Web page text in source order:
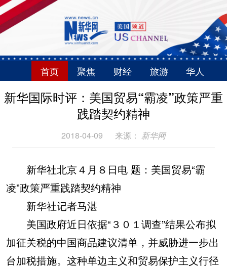
首页 聚焦 财经 旅游 华人
新华国际时评：美国贸易“霸凌”政策严重
践踏契约精神
2018-04-09 来源： 新华网
新华社北京４月８日电 题：美国贸易“霸
凌”政策严重践踏契约精神
新华社记者马湛
美国政府近日依据“３０１调查”结果公布拟
加征关税的中国商品建议清单，并威胁进一步出
台加税措施。这种单边主义和贸易保护主义行径